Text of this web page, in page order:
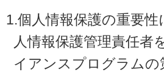
1.個人情報保護の重要
人情報保護管理責任者
イアンスプログラムの